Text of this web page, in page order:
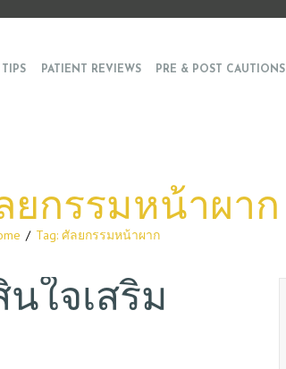
PATIENT REVIEWS PRE & POST CAUTIONS
ยกรรมหน้าผาก
Tag: ศัลยกรรมหน้าผาก
ใจเสริม